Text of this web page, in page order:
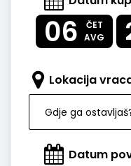
06
ČET
AVG
Lokacija
Gdje ga
Datum